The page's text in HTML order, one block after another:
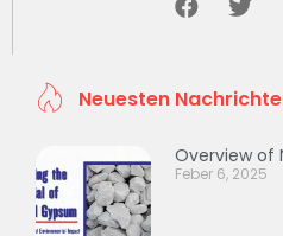
Neuesten
Overview of
Feber 6, 2025